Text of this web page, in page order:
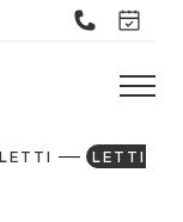
LETTI
LETTI